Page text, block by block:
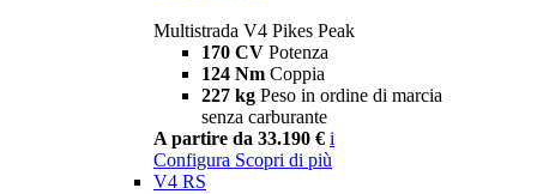
Multistrada V4 Pikes Peak
170 CV Potenza
124 Nm Coppia
227 kg Peso in ordine di marcia
senza carburante
A partire da 33.190 € i
Configura Scopri di più
V4 RS